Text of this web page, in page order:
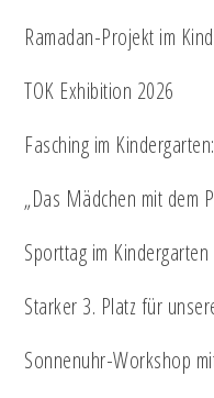
Ramadan-Projekt im
TOK Exhibition 2026
Fasching im
„Das Mädchen mit dem
Sporttag im Kindergarten
Starker 3. Platz für
Sonnenuhr-Workshop